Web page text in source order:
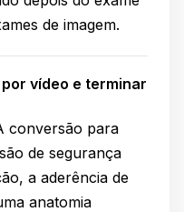
de imagem.
vídeo e terminar
conversão para
de segurança
a aderência de
anatomia